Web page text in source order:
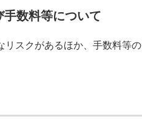
数料等について
スクがあるほか、手数料等